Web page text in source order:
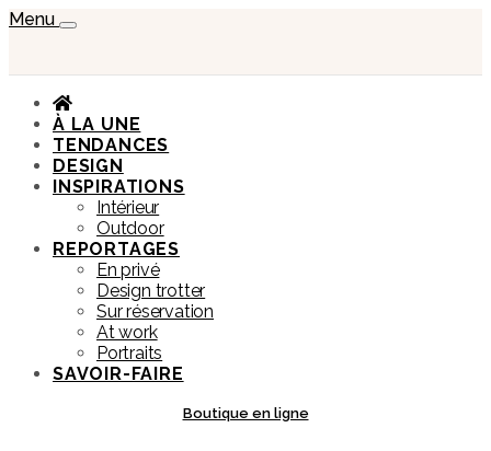
Menu
À LA UNE
TENDANCES
DESIGN
INSPIRATIONS
Intérieur
Outdoor
REPORTAGES
En privé
Design trotter
Sur réservation
At work
Portraits
SAVOIR-FAIRE
Boutique en ligne